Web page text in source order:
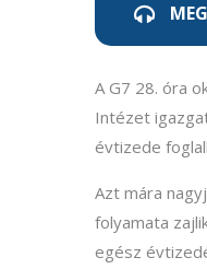
A G7 28. óra
Intézet
évtizede
Azt mára
folyamata
egész